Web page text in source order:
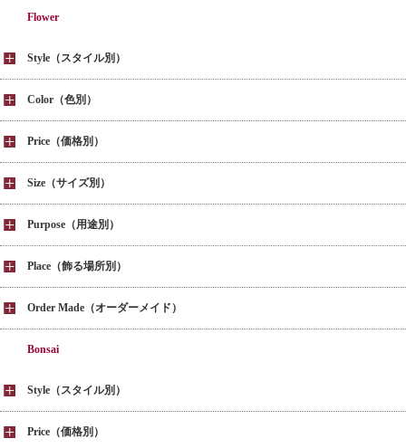
Flower
Style（スタイル別）
Color（色別）
Price（価格別）
Size（サイズ別）
Purpose（用途別）
Place（飾る場所別）
Order Made（オーダーメイド）
Bonsai
Style（スタイル別）
Price（価格別）